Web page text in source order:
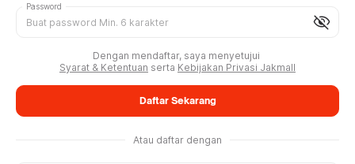
visibility_off
Password
Dengan mendaftar, saya menyetujui
Syarat & Ketentuan serta Kebijakan Privasi Jakmall
Daftar Sekarang
Atau daftar dengan